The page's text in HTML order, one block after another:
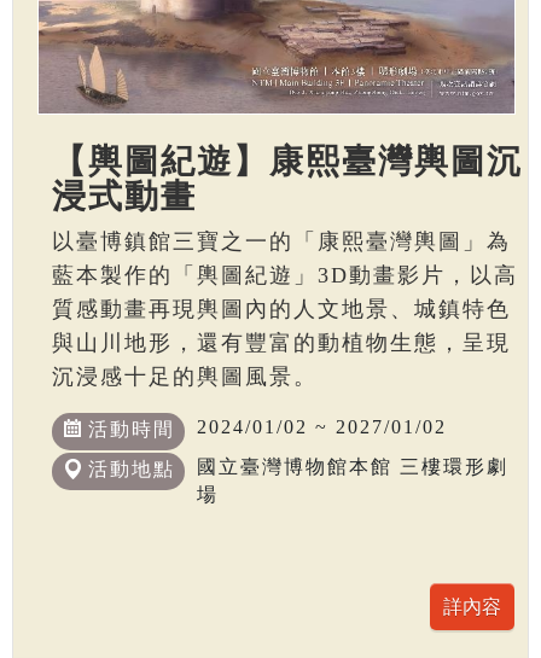
【輿圖紀遊】康熙臺灣輿圖沉
浸式動畫
以臺博鎮館三寶之一的「康熙臺灣輿圖」為
藍本製作的「輿圖紀遊」3D動畫影片，以高
質感動畫再現輿圖內的人文地景、城鎮特色
與山川地形，還有豐富的動植物生態，呈現
沉浸感十足的輿圖風景。
活動時間 2024/01/02 ~ 2027/01/02
活動地點
國立臺灣博物館本館 三樓環形劇
場